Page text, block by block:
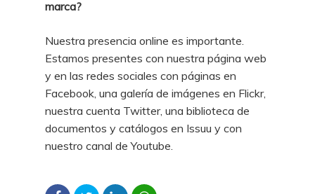
marca?
Nuestra presencia online es importante.
Estamos presentes con nuestra página web
y en las redes sociales con páginas en
Facebook, una galería de imágenes en Flickr,
nuestra cuenta Twitter, una biblioteca de
documentos y catálogos en Issuu y con
nuestro canal de Youtube.